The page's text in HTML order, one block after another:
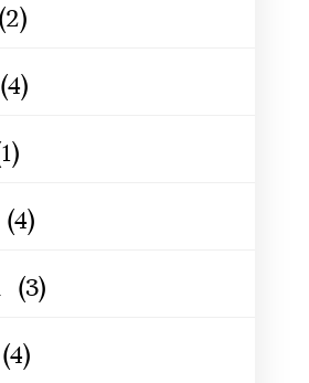
(2)
(4)
(4)
(3)
(4)